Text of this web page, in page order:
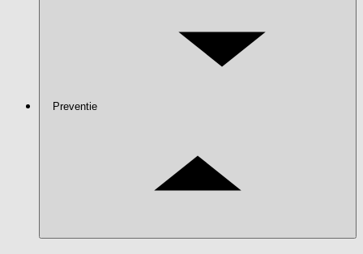
Preventie